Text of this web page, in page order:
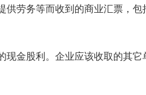
劳务等而收到的商业汇票，
金股利。企业应该收取的其